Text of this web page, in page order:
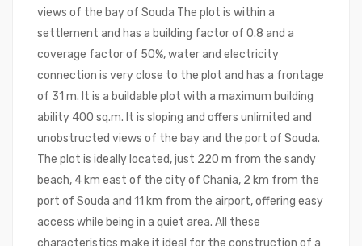
views of the bay of Souda The plot is within a
settlement and has a building factor of 0.8 and a
coverage factor of 50%, water and electricity
connection is very close to the plot and has a frontage
of 31 m. It is a buildable plot with a maximum building
ability 400 sq.m. It is sloping and offers unlimited and
unobstructed views of the bay and the port of Souda.
The plot is ideally located, just 220 m from the sandy
beach, 4 km east of the city of Chania, 2 km from the
port of Souda and 11 km from the airport, offering easy
access while being in a quiet area. All these